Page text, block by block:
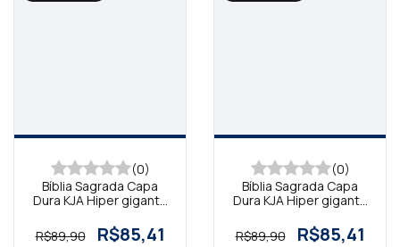
(0)
Bíblia Sagrada Capa
Dura KJA Hiper gigante
R$89,90
R$85,41
(0)
Bíblia Sagrada Capa
Dura KJA Hiper gigante
R$89,90
R$85,41